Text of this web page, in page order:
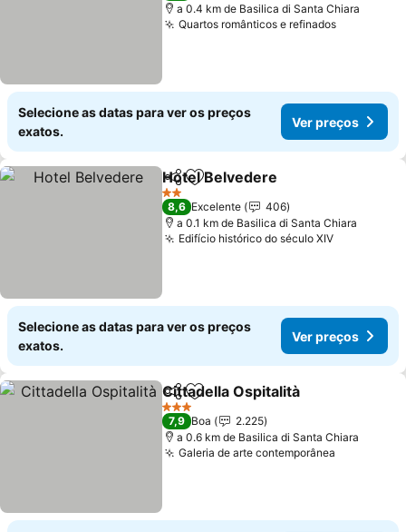
a 0.4 km de Basilica di Santa Chiara
Quartos românticos e refinadosVer
Selecione as datas para ver os preços
exatos.
Ver preços
PartilharAdicionar aos favoritos
Hotel Belvedere
2 Estrelas
8,6 Excelente
406
a 0.1 km de Basilica di Santa Chiara
Edifício histórico do século XIVVer
Selecione as datas para ver os preços
exatos.
Ver preços
PartilharAdicionar aos favoritos
Cittadella Ospitalità
3 Estrelas
7,9 Boa
2.225
a 0.6 km de Basilica di Santa Chiara
Galeria de arte contemporânea